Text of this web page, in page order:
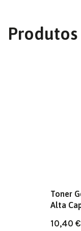
Toner
Alta
10,40 €